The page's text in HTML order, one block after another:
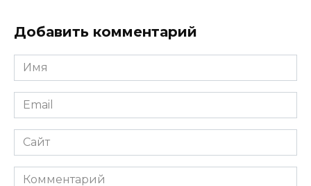
Добавить комментарий
Имя
*
Email
*
Сайт
Комментарий